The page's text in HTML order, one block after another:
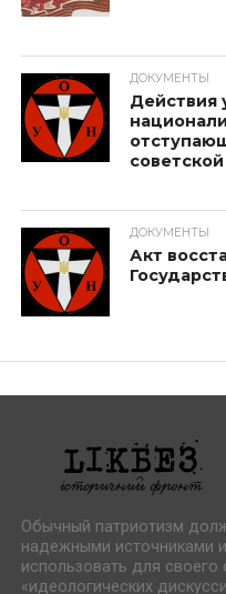
ДОКУМЕНТЫ
Действия
ДОКУМЕНТЫ
Акт
Обычный патриотизм
надежными источниками
использовать для своего
«идеологических